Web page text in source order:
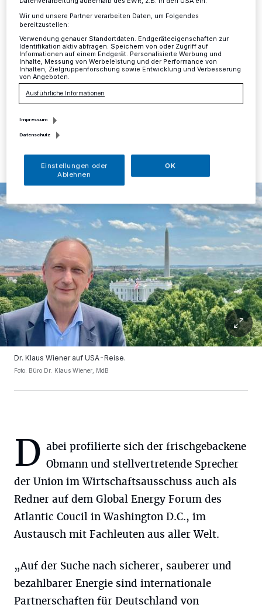
Kreis ·
Vom Südkreis aus unterwegs in Sachen
Energie-Politik: Auf einer einwöchigen
Delegationsreise in die USA erörterte der heimische
Bundestagsabgeordnete Dr. Klaus Wiener gemeinsam
mit internationalen Experten aus Politik und
Unternehmen zentrale Fragen rund um die
transatlantische Energie- und Handelspartnerschaft.
24.06.2025 , 11:17 Uhr
Dr. Klaus Wiener auf USA-Reise.
Foto: Büro Dr. Klaus Wiener, MdB
D abei profilierte sich der frischgebackene
Obmann und stellvertretende Sprecher
der Union im Wirtschaftsausschuss auch als
Redner auf dem Global Energy Forum des
Atlantic Coucil in Washington D.C., im
Austausch mit Fachleuten aus aller Welt.
„Auf der Suche nach sicherer, sauberer und
bezahlbarer Energie sind internationale
Partnerschaften für Deutschland von
Wir und unsere Partner verarbeiten Daten, um Folgendes
bereitzustellen:
Verwendung genauer Standortdaten. Endgeräteeigenschaften zur
Identifikation aktiv abfragen. Speichern von oder Zugriff auf
Informationen auf einem Endgerät. Personalisierte Werbung und
Inhalte, Messung von Werbeleistung und der Performance von
Inhalten, Zielgruppenforschung sowie Entwicklung und Verbesserung
von Angeboten.
Ausführliche Informationen
Impressum
Datenschutz
Einstellungen oder
Ablehnen
OK